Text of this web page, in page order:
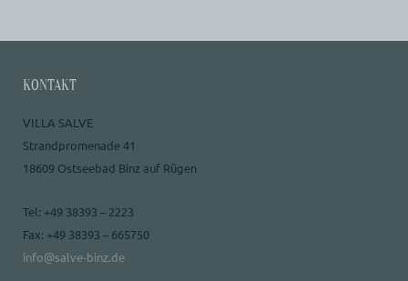
KONTAKT
VILLA SALVE
Strandpromenade 41
18609 Ostseebad Binz auf Rügen
Tel: +49 38393 – 2223
Fax: +49 38393 – 665750
info@salve-binz.de